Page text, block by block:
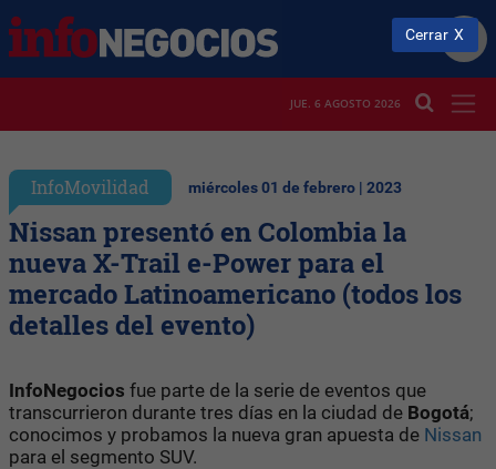
JUE. 6 AGOSTO 2026
InfoMovilidad miércoles 01 de febrero | 2023
Nissan presentó en Colombia la
nueva X-Trail e-Power para el
mercado Latinoamericano (todos los
detalles del evento)
InfoNegocios fue parte de la serie de eventos que
transcurrieron durante tres días en la ciudad de Bogotá;
conocimos y probamos la nueva gran apuesta de Nissan
para el segmento SUV.
Cerrar